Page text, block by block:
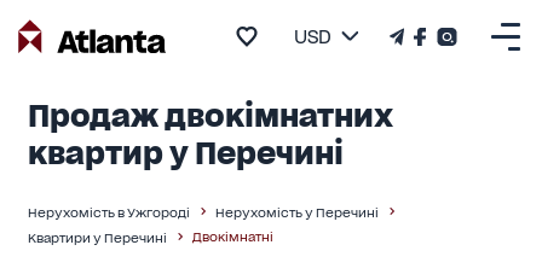
USD
Продаж двокімнатних
квартир у Перечині
Нерухомість в Ужгороді
Нерухомість у Перечині
Квартири у Перечині
Двокімнатні